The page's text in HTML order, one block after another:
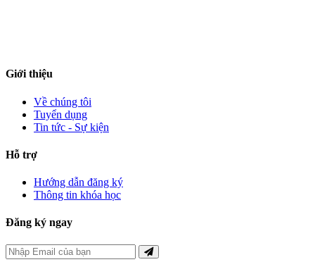
Giới thiệu
Về chúng tôi
Tuyển dụng
Tin tức - Sự kiện
Hỗ trợ
Hướng dẫn đăng ký
Thông tin khóa học
Đăng ký ngay